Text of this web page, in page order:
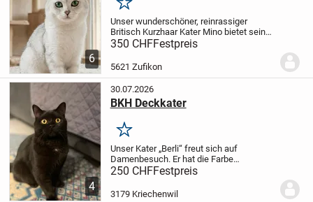
6
Merken
Unser wunderschöner, reinrassiger
Britisch Kurzhaar Kater Mino bietet seine
Dienste für gesunden Nachwuchs an. Der
Deckkater in der Farbe Silver- Shadow ist
von edler Herkunft und hat einen reinen
350 CHFFestpreis
5621 Zufikon
4
30.07.2026
BKH Deckkater
Merken
Unser Kater „Berli“ freut sich auf
Damenbesuch. Er hat die Farbe
"chocolate/schwarz" und sucht auf
diesem Weg eine liebevolle Katzendame.
Berli hat alle notwendigen Impfungen, ist
250 CHFFestpreis
3179 Kriechenwil